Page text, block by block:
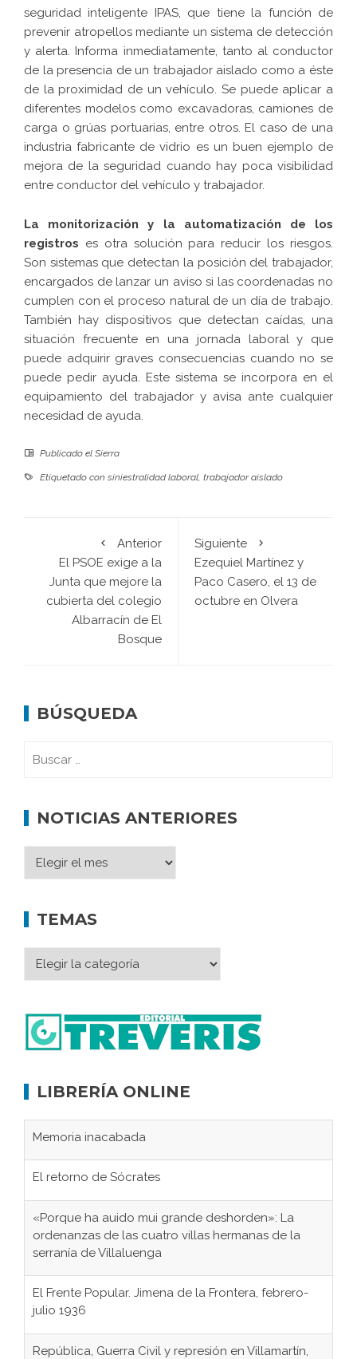
seguridad inteligente IPAS, que tiene la función de
prevenir atropellos mediante un sistema de detección
y alerta. Informa inmediatamente, tanto al conductor
de la presencia de un trabajador aislado como a éste
de la proximidad de un vehículo. Se puede aplicar a
diferentes modelos como excavadoras, camiones de
carga o grúas portuarias, entre otros. El caso de una
industria fabricante de vidrio es un buen ejemplo de
mejora de la seguridad cuando hay poca visibilidad
entre conductor del vehículo y trabajador.
La monitorización y la automatización de los
registros es otra solución para reducir los riesgos.
Son sistemas que detectan la posición del trabajador,
encargados de lanzar un aviso si las coordenadas no
cumplen con el proceso natural de un día de trabajo.
También hay dispositivos que detectan caídas, una
situación frecuente en una jornada laboral y que
puede adquirir graves consecuencias cuando no se
puede pedir ayuda. Este sistema se incorpora en el
equipamiento del trabajador y avisa ante cualquier
necesidad de ayuda.
Publicado el Sierra
Etiquetado con siniestralidad laboral trabajador aislado
Anterior
El PSOE exige a la
Junta que mejore la
cubierta del colegio
Albarracín de El
Bosque
Siguiente
Ezequiel Martínez y
Paco Casero, el 13 de
octubre en Olvera
BÚSQUEDA
NOTICIAS ANTERIORES
TEMAS
LIBRERÍA ONLINE
Memoria inacabada
El retorno de Sócrates
«Porque ha auido mui grande deshorden»: La
ordenanzas de las cuatro villas hermanas de la
serranía de Villaluenga
El Frente Popular. Jimena de la Frontera, febrero-
julio 1936
República, Guerra Civil y represión en Villamartín,